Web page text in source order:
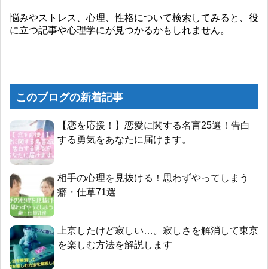
悩みやストレス、心理、性格について検索してみると、役
に立つ記事や心理学にが見つかるかもしれません。
このブログの新着記事
【恋を応援！】恋愛に関する名言25選！告白
する勇気をあなたに届けます。
相手の心理を見抜ける！思わずやってしまう
癖・仕草71選
上京したけど寂しい…。寂しさを解消して東京
を楽しむ方法を解説します